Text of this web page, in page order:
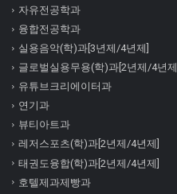
자유전공학과
융합전공학과
실용음악(학)과[3년제/4년제]
글로벌실용무용(학)과[2년제/4년제]
유튜브크리에이터과
연기과
뷰티아트과
레저스포츠(학)과[2년제/4년제]
태권도융합(학)과[2년제/4년제]
호텔제과제빵과